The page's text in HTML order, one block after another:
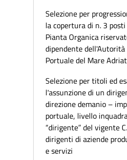
Selezione per
la copertura di n. 3
Pianta Organica
dipendente
Portuale del Mare
Selezione per titoli ed
l'assunzione di un
direzione demanio –
portuale, livello
“dirigente” del vigente
dirigenti di aziende
e servizi